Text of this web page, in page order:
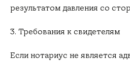
результатом давления со
3. Требования к свидетелям
Если нотариус не является